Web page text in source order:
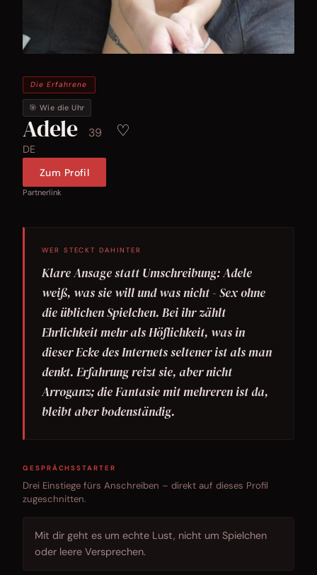
Die Erfahrene
🎯 Wie die Uhr
Adele 39 ♡
DE
Zum Profil
Partnerlink
WER STECKT DAHINTER
Klare Ansage statt Umschreibung: Adele
weiß, was sie will und was nicht - Sex ohne
die üblichen Spielchen. Bei ihr zählt
Ehrlichkeit mehr als Höflichkeit, was in
dieser Ecke des Internets seltener ist als man
denkt. Erfahrung reizt sie, aber nicht
Arroganz; die Fantasie mit mehreren ist da,
bleibt aber bodenständig.
GESPRÄCHSSTARTER
Drei Einstiege fürs Anschreiben – direkt auf dieses Profil
zugeschnitten.
Mit dir geht es um echte Lust, nicht um Spielchen
oder leere Versprechen.